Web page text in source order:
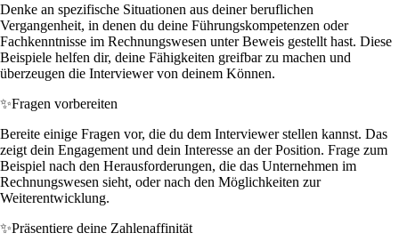
Denke an spezifische Situationen aus deiner beruflichen
Vergangenheit, in denen du deine Führungskompetenzen oder
Fachkenntnisse im Rechnungswesen unter Beweis gestellt hast. Diese
Beispiele helfen dir, deine Fähigkeiten greifbar zu machen und
überzeugen die Interviewer von deinem Können.
✨Fragen vorbereiten
Bereite einige Fragen vor, die du dem Interviewer stellen kannst. Das
zeigt dein Engagement und dein Interesse an der Position. Frage zum
Beispiel nach den Herausforderungen, die das Unternehmen im
Rechnungswesen sieht, oder nach den Möglichkeiten zur
Weiterentwicklung.
✨Präsentiere deine Zahlenaffinität